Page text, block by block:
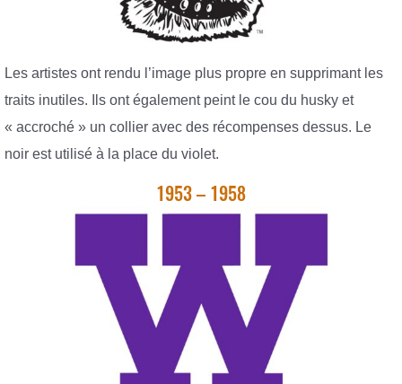
Les artistes ont rendu l’image plus propre en supprimant les
traits inutiles. Ils ont également peint le cou du husky et
« accroché » un collier avec des récompenses dessus. Le
noir est utilisé à la place du violet.
1953 – 1958